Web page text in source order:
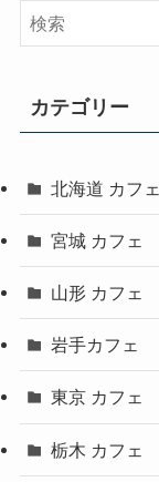
カテゴリー
北海道 カフェ
宮城 カフェ
山形 カフェ
岩手カフェ
東京 カフェ
栃木 カフェ